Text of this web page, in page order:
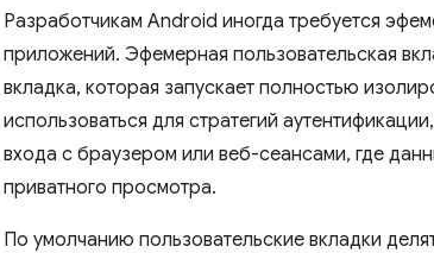
Разработчикам Android иногда требуется
приложений. Эфемерная пользовательская
вкладка, которая запускает полностью
использоваться для стратегий
входа с браузером или веб-сеансами, где
приватного просмотра.
По умолчанию пользовательские вкладки